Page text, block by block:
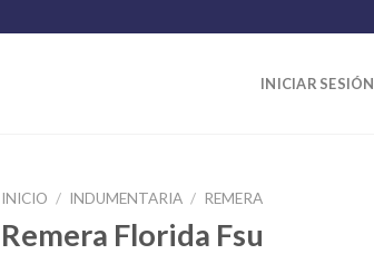
INICIAR SESIÓN
INICIO / INDUMENTARIA / REMERA
Remera Florida Fsu